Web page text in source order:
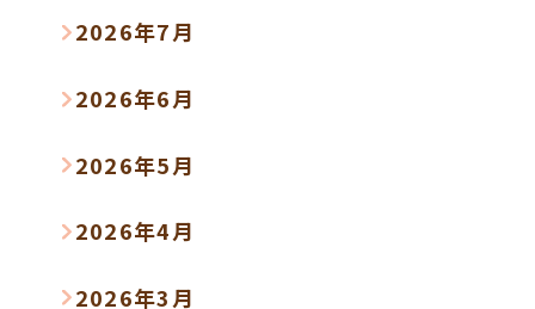
2026年7月
2026年6月
2026年5月
2026年4月
2026年3月